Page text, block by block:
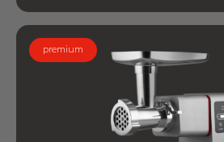
premium